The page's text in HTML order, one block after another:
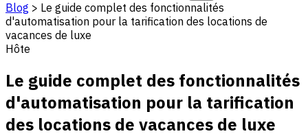
Blog > Le guide complet des fonctionnalités
d'automatisation pour la tarification des locations de
vacances de luxe
Hôte
Le guide complet des fonctionnalités
d'automatisation pour la tarification
des locations de vacances de luxe